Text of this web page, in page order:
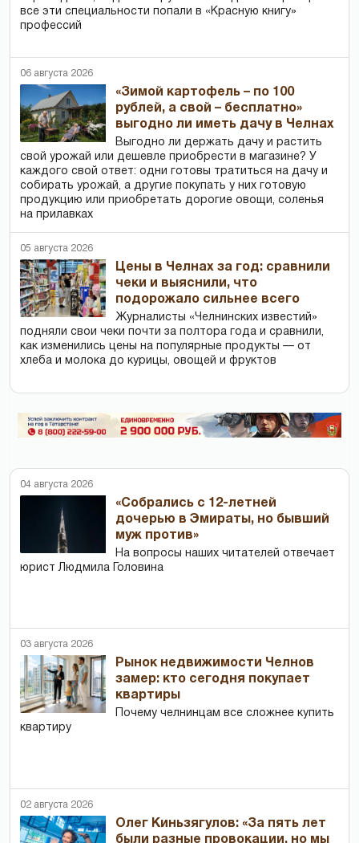
все эти специальности попали в «Красную книгу»
профессий
06 августа 2026
«Зимой картофель – по 100
рублей, а свой – бесплатно»
выгодно ли иметь дачу в Челнах
Выгодно ли держать дачу и растить
свой урожай или дешевле приобрести в магазине? У
каждого свой ответ: одни готовы тратиться на дачу и
собирать урожай, а другие покупать у них готовую
продукцию или приобретать дорогие овощи, соленья
на прилавках
05 августа 2026
Цены в Челнах за год: сравнили
чеки и выяснили, что
подорожало сильнее всего
Журналисты «Челнинских известий»
подняли свои чеки почти за полтора года и сравнили,
как изменились цены на популярные продукты — от
хлеба и молока до курицы, овощей и фруктов
04 августа 2026
«Собрались с 12-летней
дочерью в Эмираты, но бывший
муж против»
На вопросы наших читателей отвечает
юрист Людмила Головина
03 августа 2026
Рынок недвижимости Челнов
замер: кто сегодня покупает
квартиры
Почему челнинцам все сложнее купить
квартиру
02 августа 2026
Олег Киньзягулов: «За пять лет
были разные провокации, но мы